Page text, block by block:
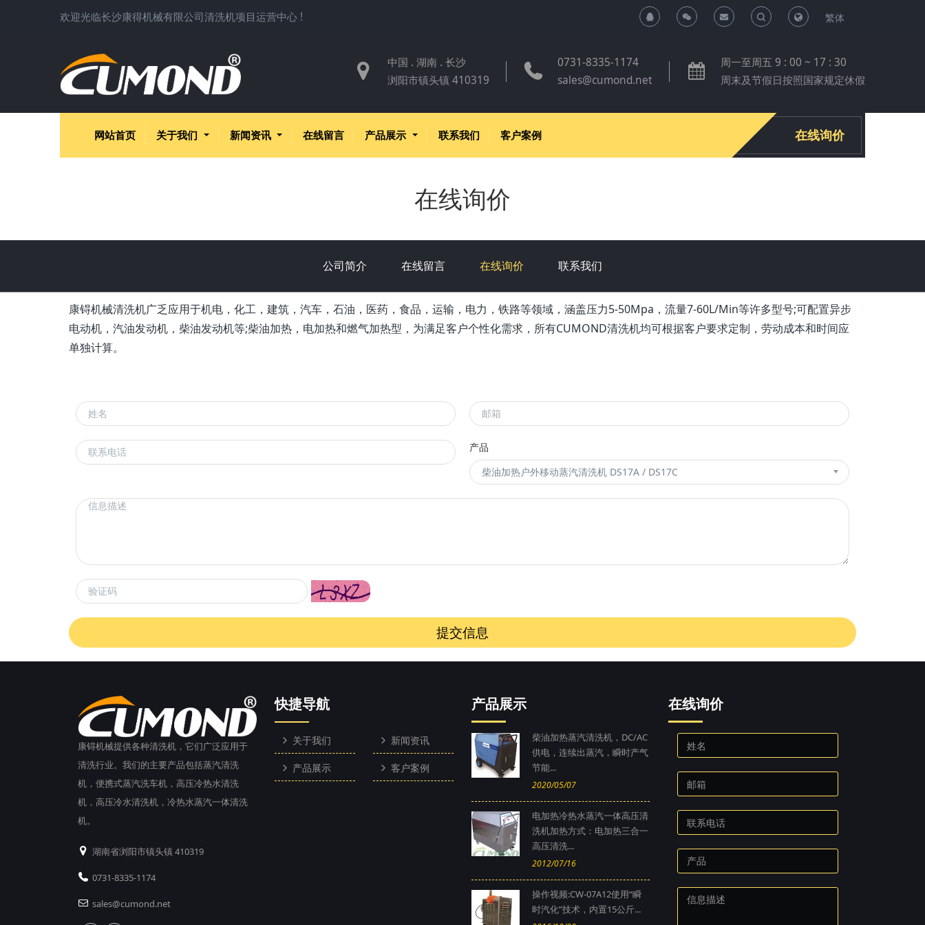
欢迎光临长沙康得机械有限公司清洗机项目运营中心 ! T
o
g
l
r
h
T
o
g
l
r
h
繁体
中国 . 湖南 . 长沙
浏阳市镇头镇 410319
0731-8335-1174
sales@cumond.net
周一至周五 9 : 00 ~ 17 : 30
周末及节假日按照国家规定休假
在线询价
网站首页 关于我们 新闻资讯 在线留言 产品展示 联系我们 客户案例
在线询价
公司简介 在线留言 在线询价 联系我们
康锝机械清洗机广乏应用于机电，化工，建筑，汽车，石油，医药，食品，运输，电力，铁路等领域，涵盖压力5-50Mpa，流量7-60L/Min等许多型号;可配置异步
电动机，汽油发动机，柴油发动机等;柴油加热，电加热和燃气加热型，为满足客户个性化需求，所有CUMOND清洗机均可根据客户要求定制，劳动成本和时间应
单独计算。
产品
提交信息
康锝机械提供各种清洗机，它们广泛应用于
清洗行业。我们的主要产品包括蒸汽清洗
机，便携式蒸汽洗车机，高压冷热水清洗
机，高压冷水清洗机，冷热水蒸汽一体清洗
机。
湖南省浏阳市镇头镇 410319
0731-8335-1174
sales@cumond.net
快捷导航
关于我们 新闻资讯
产品展示 客户案例
产品展示
柴油加热蒸汽清洗机，DC/AC
供电，连续出蒸汽，瞬时产气
节能...
2020/05/07
电加热冷热水蒸汽一体高压清
洗机加热方式：电加热三合一
高压清洗...
2012/07/16
操作视频:CW-07A12使用“瞬
时汽化”技术，内置15公斤...
在线询价